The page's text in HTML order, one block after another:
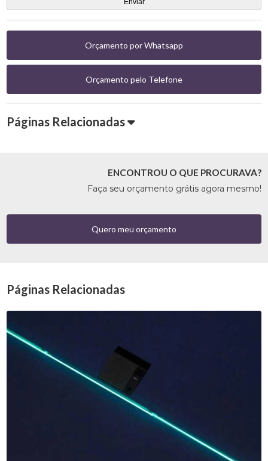
Orçamento por Whatsapp
Orçamento pelo Telefone
Páginas Relacionadas
ENCONTROU O QUE PROCURAVA?
Faça seu orçamento grátis agora mesmo!
Quero meu orçamento
Páginas Relacionadas